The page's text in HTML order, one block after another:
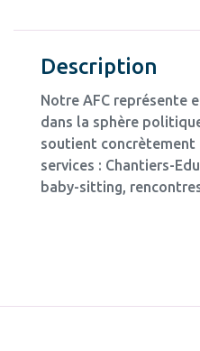
Description
Notre AFC représente
dans la sphère
soutient concrètement
services : Chantiers-
baby-sitting,